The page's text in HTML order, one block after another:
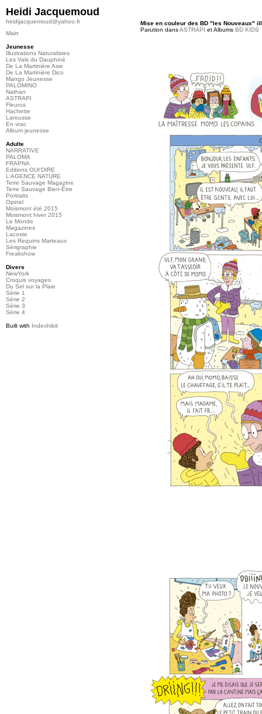
Heidi Jacquemoud
heidijacquemoud@yahoo.fr
Main
Jeunesse
Illustrations Naturalistes
Les Vals du Dauphiné
De La Martinière Asie
De La Martinière Dico
Mango Jeunesse
PALOMINO
Nathan
ASTRAPI
Fleurus
Hachette
Larousse
En vrac
Album jeunesse
Adulte
NARRATIVE
PALOMA
FRAPNA
Editions OUI'DIRE
L'AGENCE NATURE
Terre Sauvage Magazine
Terre Sauvage Bien-Être
Portraits
Opinel
Moismont été 2015
Moismont hiver 2015
Le Monde
Magazines
Lacoste
Les Requins Marteaux
Sérigraphie
Freakshow
Divers
NewYork
Croquis voyages
Du Sel sur la Plaie
Série 1
Série 2
Série 3
Série 4
Built with Indexhibit
Mise en couleur des BD "les Nouveaux"
Parution dansASTRAPI et Albums BD KIDS